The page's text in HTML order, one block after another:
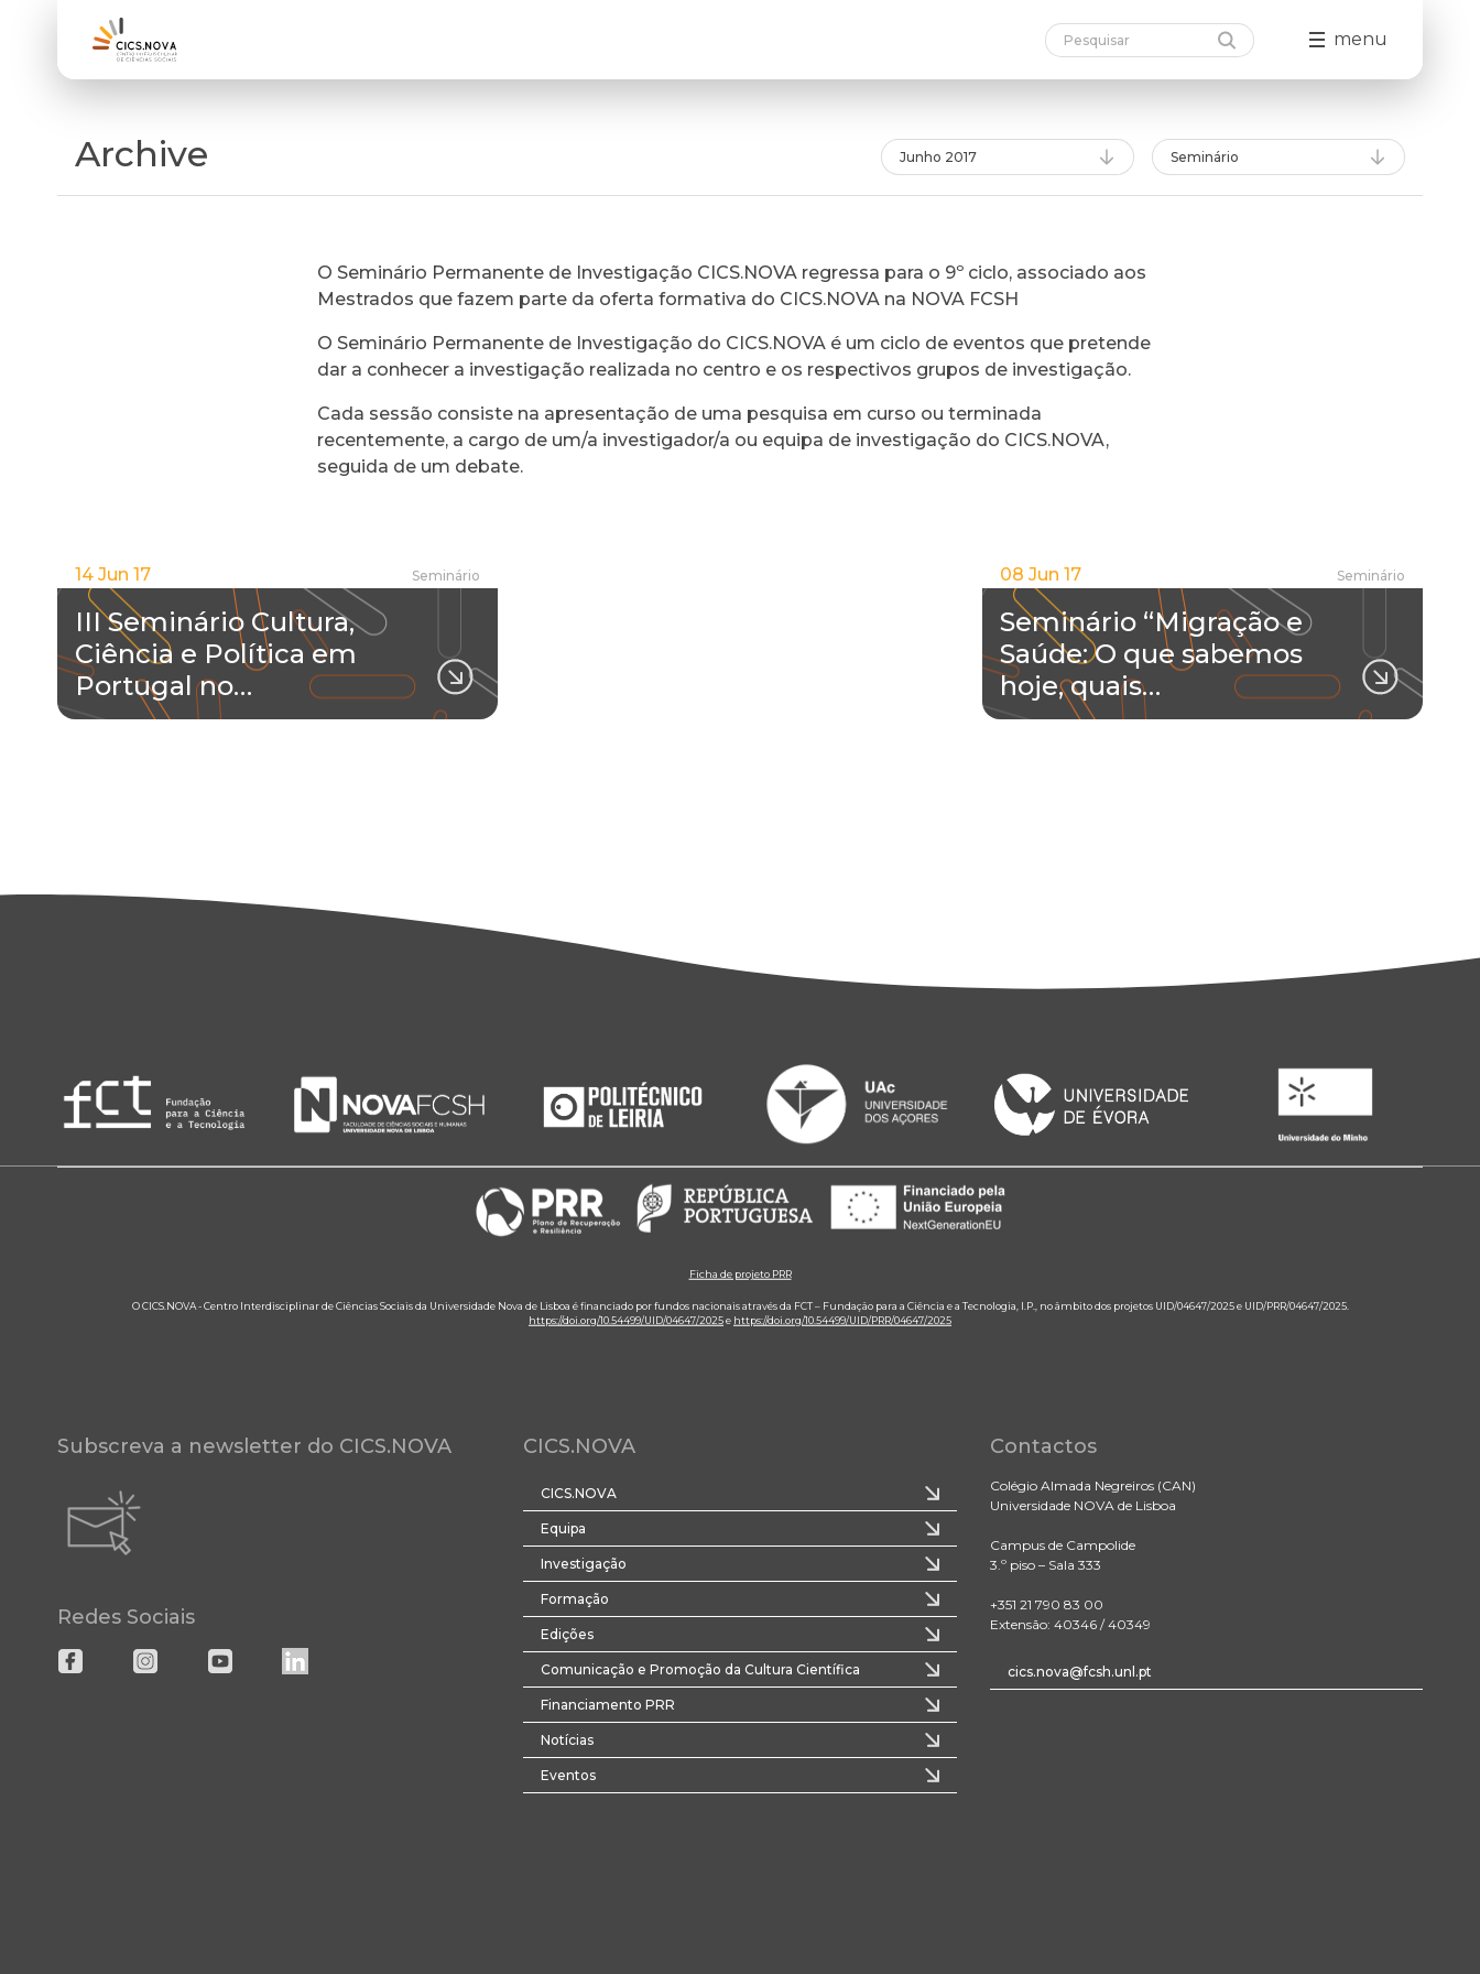
menu
Archive Junho 2017 Seminário
O Seminário Permanente de Investigação CICS.NOVA regressa para o 9º ciclo, associado aos
Mestrados que fazem parte da oferta formativa do CICS.NOVA na NOVA FCSH
O Seminário Permanente de Investigação do CICS.NOVA é um ciclo de eventos que pretende
dar a conhecer a investigação realizada no centro e os respectivos grupos de investigação.
Cada sessão consiste na apresentação de uma pesquisa em curso ou terminada
recentemente, a cargo de um/a investigador/a ou equipa de investigação do CICS.NOVA,
seguida de um debate.
14 Jun 17 Seminário
III Seminário Cultura,
Ciência e Política em
Portugal no…
08 Jun 17 Seminário
Seminário “Migração e
Saúde: O que sabemos
hoje, quais…
Ficha de projeto PRR
O CICS.NOVA - Centro Interdisciplinar de Ciências Sociais da Universidade Nova de Lisboa é financiado por fundos nacionais através da FCT – Fundação para a Ciência e a Tecnologia, I.P., no âmbito dos projetos UID/04647/2025 e UID/PRR/04647/2025.
https://doi.org/10.54499/UID/04647/2025e https://doi.org/10.54499/UID/PRR/04647/2025
Subscreva a newsletter do CICS.NOVA
Redes Sociais
CICS.NOVA
CICS.NOVA
Equipa
Investigação
Formação
Edições
Comunicação e Promoção da Cultura Científica
Financiamento PRR
Notícias
Eventos
Contactos
Colégio Almada Negreiros (CAN)
Universidade NOVA de Lisboa
Campus de Campolide
3.º piso – Sala 333
+351 21 790 83 00
Extensão: 40346 / 40349
cics.nova@fcsh.unl.pt